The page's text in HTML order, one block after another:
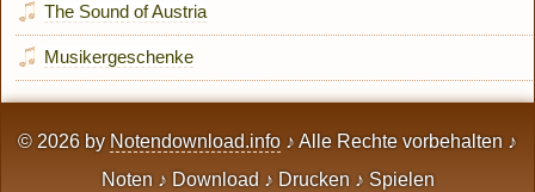
The Sound of Austria
Musikergeschenke
© 2026 by Notendownload.info ♪ Alle Rechte vorbehalten ♪
Noten ♪ Download ♪ Drucken ♪ Spielen